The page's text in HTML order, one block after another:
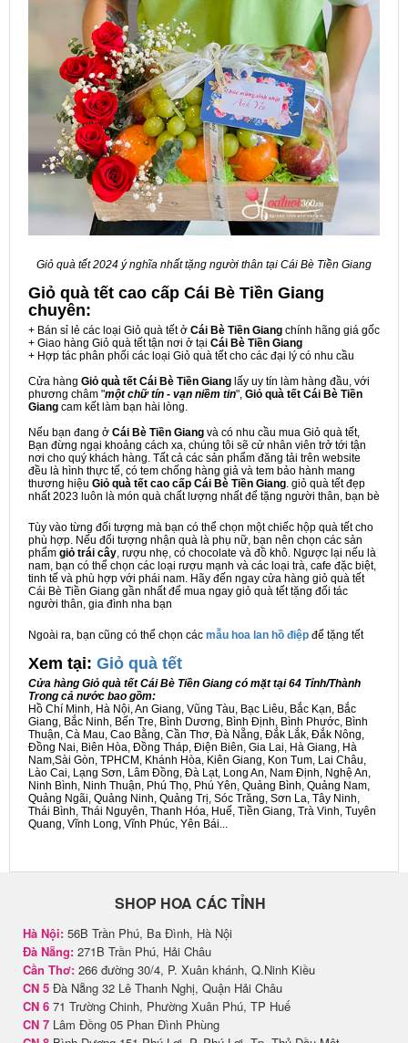
Giỏ quà tết 2024 ý nghĩa nhất tặng người thân tại Cái Bè Tiền Giang
Giỏ quà tết cao cấp Cái Bè Tiền Giang
chuyên:
+ Bán sỉ lẻ các loại Giỏ quà tết ở Cái Bè Tiền Giang chính hãng giá gốc
+ Giao hàng Giỏ quà tết tận nơi ở tại Cái Bè Tiền Giang
+ Hợp tác phân phối các loại Giỏ quà tết cho các đại lý có nhu cầu
Cửa hàng Giỏ quà tết Cái Bè Tiền Giang lấy uy tín làm hàng đầu, với
phương châm "một chữ tín - vạn niềm tin", Giỏ quà tết Cái Bè Tiền
Giang cam kết làm bạn hài lòng.
Nếu bạn đang ở Cái Bè Tiền Giang và có nhu cầu mua Giỏ quà tết,
Bạn đừng ngại khoảng cách xa, chúng tôi sẽ cử nhân viên trở tới tận
nơi cho quý khách hàng. Tất cả các sản phẩm đăng tải trên website
đều là hình thực tế, có tem chống hàng giả và tem bảo hành mang
thương hiệu Giỏ quà tết cao cấp Cái Bè Tiền Giang. giỏ quà tết đẹp
nhất 2023 luôn là món quà chất lượng nhất để tặng người thân, bạn bè
Tùy vào từng đối tượng mà bạn có thể chọn một chiếc hộp quà tết cho
phù hợp. Nếu đối tượng nhận quà là phụ nữ, bạn nên chọn các sản
phẩm giỏ trái cây, rượu nhẹ, có chocolate và đồ khô. Ngược lại nếu là
nam, bạn có thể chọn các loại rượu mạnh và các loại trà, cafe đặc biệt,
tinh tế và phù hợp với phái nam. Hãy đến ngay cửa hàng giỏ quà tết
Cái Bè Tiền Giang gần nhất để mua ngay giỏ quà tết tặng đối tác
người thân, gia đình nha bạn
Ngoài ra, bạn cũng có thể chọn các mẫu hoa lan hồ điệp để tặng tết
Xem tại: Giỏ quà tết
Cửa hàng Giỏ quà tết Cái Bè Tiền Giang có mặt tại 64 Tỉnh/Thành
Trong cả nước bao gồm:
Hồ Chí Minh, Hà Nội, An Giang, Vũng Tàu, Bạc Liêu, Bắc Kạn, Bắc
Giang, Bắc Ninh, Bến Tre, Bình Dương, Bình Định, Bình Phước, Bình
Thuận, Cà Mau, Cao Bằng, Cần Thơ, Đà Nẵng, Đắk Lắk, Đắk Nông,
Đồng Nai, Biên Hòa, Đồng Tháp, Điện Biên, Gia Lai, Hà Giang, Hà
Nam,Sài Gòn, TPHCM, Khánh Hòa, Kiên Giang, Kon Tum, Lai Châu,
Lào Cai, Lạng Sơn, Lâm Đồng, Đà Lạt, Long An, Nam Định, Nghệ An,
Ninh Bình, Ninh Thuận, Phú Thọ, Phú Yên, Quảng Bình, Quảng Nam,
Quảng Ngãi, Quảng Ninh, Quảng Trị, Sóc Trăng, Sơn La, Tây Ninh,
Thái Bình, Thái Nguyên, Thanh Hóa, Huế, Tiền Giang, Trà Vinh, Tuyên
Quang, Vĩnh Long, Vĩnh Phúc, Yên Bái...
SHOP HOA CÁC TỈNH
Hà Nội: 56B Trần Phú, Ba Đình, Hà Nội
Đà Nẵng: 271B Trần Phú, Hải Châu
Cần Thơ: 266 đường 30/4, P. Xuân khánh, Q.Ninh Kiều
CN 5 Đà Nẵng 32 Lê Thanh Nghị, Quận Hải Châu
CN 6 71 Trường Chinh, Phường Xuân Phú, TP Huế
CN 7 Lâm Đồng 05 Phan Đình Phùng